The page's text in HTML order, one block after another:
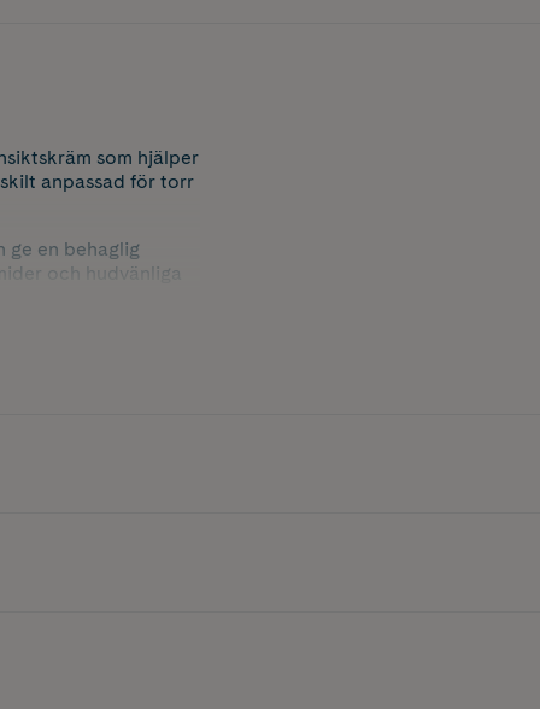
som hjälper
anpassad för torr
ge en behaglig
och hudvänliga